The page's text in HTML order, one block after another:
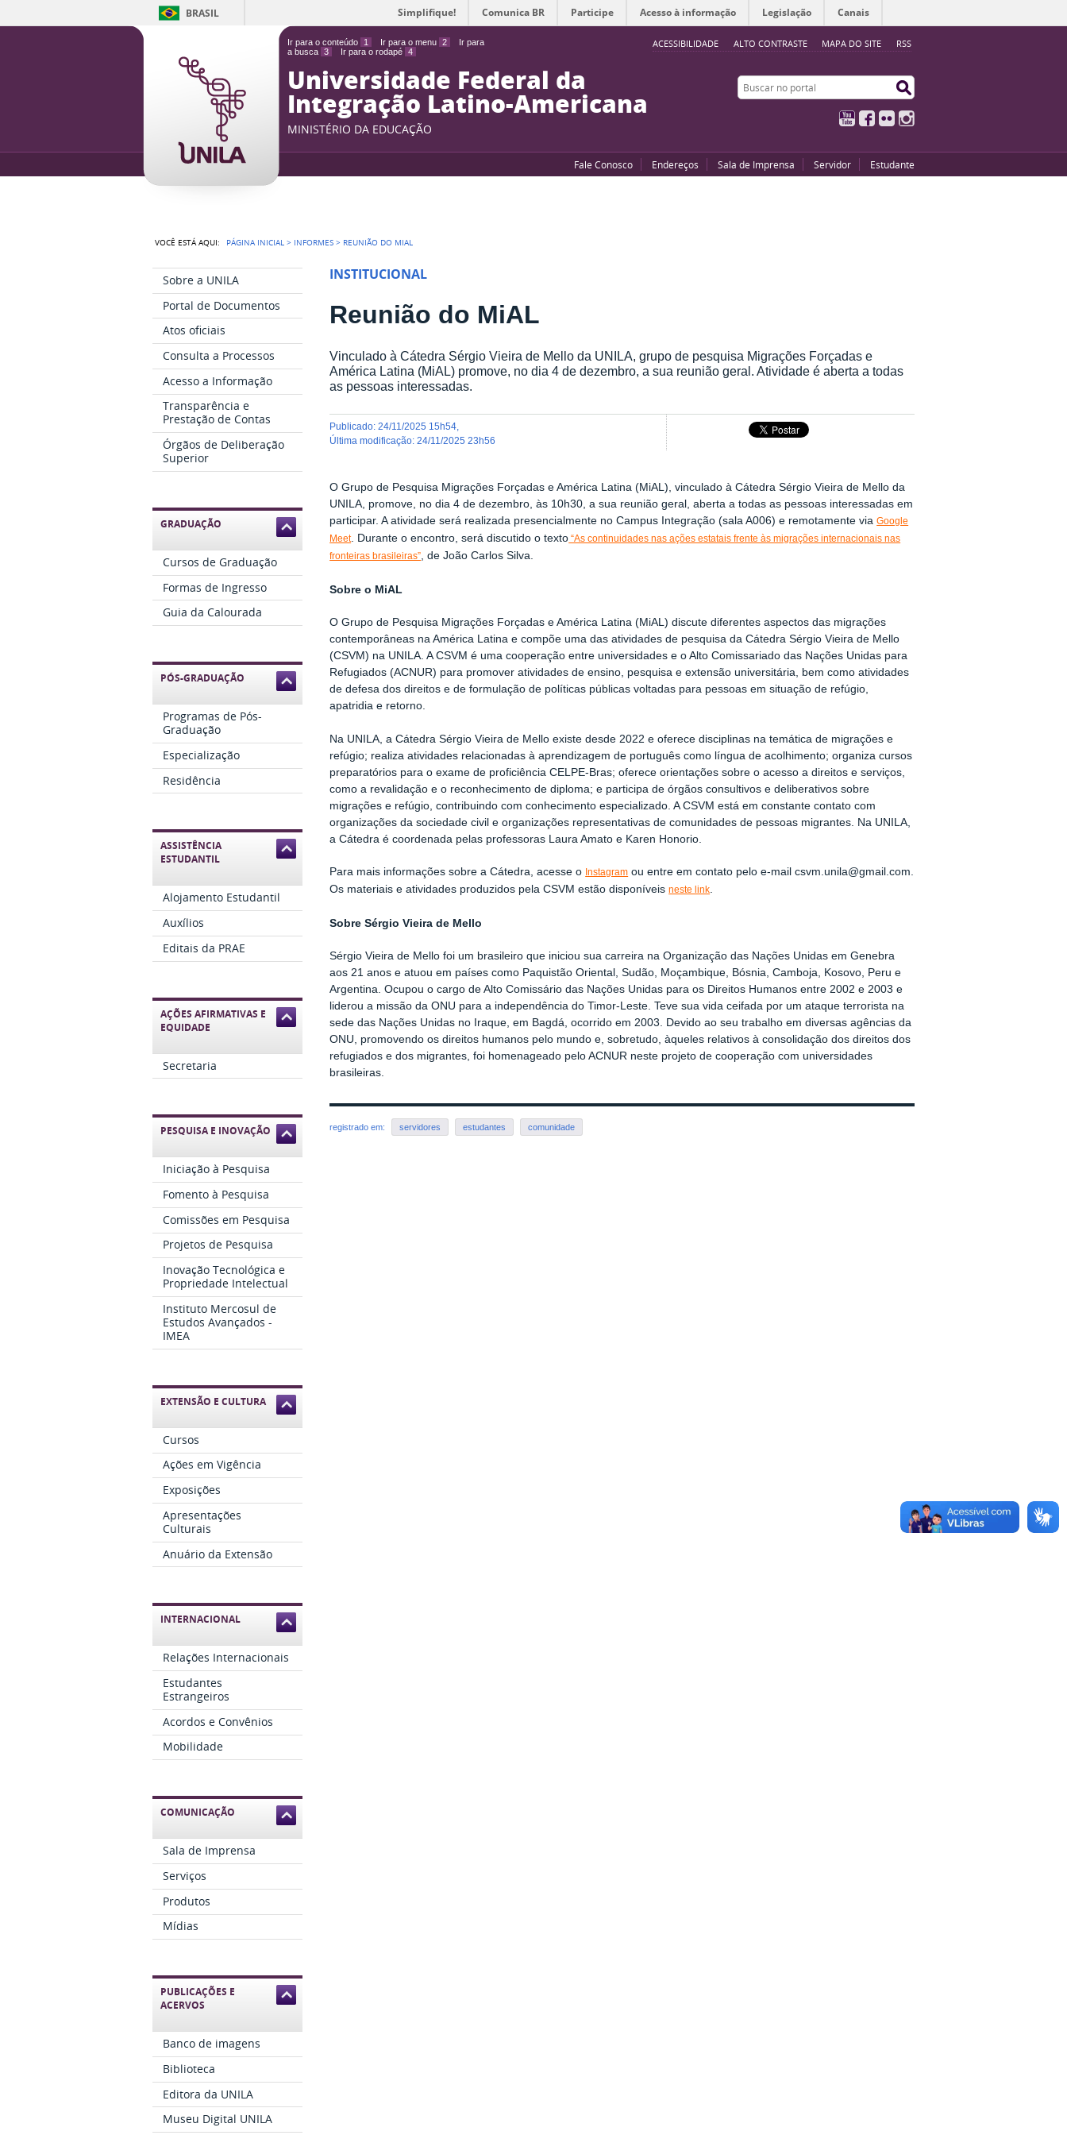
Ir para o conteúdo 1 Ir para o menu 2
Ir para
a busca 3 Ir para o rodapé 4
ACESSIBILIDADE ALTO CONTRASTE MAPA DO SITE RSS
BRASIL Simplifique! Comunica BR Participe Acesso à informação Legislação Canais
Universidade Federal da
Integração Latino-Americana
MINISTÉRIO DA EDUCAÇÃO
Buscar no portal
YouTubeFacebook
Flickr
Fale Conosco Endereços Sala de Imprensa Servidor Estudante
VOCÊ ESTÁ AQUI: PÁGINA INICIAL > INFORMES > REUNIÃO DO MIAL
Sobre a UNILA
Portal de Documentos
Atos oficiais
Consulta a Processos
Acesso a Informação
Transparência e
Prestação de Contas
Órgãos de Deliberação
Superior
GRADUAÇÃO
Cursos de Graduação
Formas de Ingresso
Guia da Calourada
PÓS-GRADUAÇÃO
Programas de Pós-
Graduação
Especialização
Residência
ASSISTÊNCIA
ESTUDANTIL
Alojamento Estudantil
Auxílios
Editais da PRAE
AÇÕES AFIRMATIVAS E
EQUIDADE
Secretaria
PESQUISA E INOVAÇÃO
Iniciação à Pesquisa
Fomento à Pesquisa
Comissões em Pesquisa
Projetos de Pesquisa
Inovação Tecnológica e
Propriedade Intelectual
Instituto Mercosul de
Estudos Avançados -
IMEA
EXTENSÃO E CULTURA
Cursos
Ações em Vigência
Exposições
Apresentações
Culturais
Anuário da Extensão
INTERNACIONAL
Relações Internacionais
Estudantes
Estrangeiros
Acordos e Convênios
Mobilidade
COMUNICAÇÃO
Sala de Imprensa
Serviços
Produtos
Mídias
PUBLICAÇÕES E
ACERVOS
Banco de imagens
Biblioteca
Editora da UNILA
Museu Digital UNILA
INSTITUCIONAL
Reunião do MiAL
Vinculado à Cátedra Sérgio Vieira de Mello da UNILA, grupo de pesquisa Migrações Forçadas e
América Latina (MiAL) promove, no dia 4 de dezembro, a sua reunião geral. Atividade é aberta a todas
as pessoas interessadas.
publicado:24/11/2025 15h54
última modificação:24/11/2025 23h56
O Grupo de Pesquisa Migrações Forçadas e América Latina (MiAL), vinculado à Cátedra Sérgio Vieira de Mello da
UNILA, promove, no dia 4 de dezembro, às 10h30, a sua reunião geral, aberta a todas as pessoas interessadas em
participar. A atividade será realizada presencialmente no Campus Integração (sala A006) e remotamente viaGoogle
Meet. Durante o encontro, será discutido o texto “As continuidades nas ações estatais frente às migrações internacionais nas
fronteiras brasileiras” , de João Carlos Silva.
Sobre o MiAL
O Grupo de Pesquisa Migrações Forçadas e América Latina (MiAL) discute diferentes aspectos das migrações
contemporâneas na América Latina e compõe uma das atividades de pesquisa da Cátedra Sérgio Vieira de Mello
(CSVM) na UNILA. A CSVM é uma cooperação entre universidades e o Alto Comissariado das Nações Unidas para
Refugiados (ACNUR) para promover atividades de ensino, pesquisa e extensão universitária, bem como atividades
de defesa dos direitos e de formulação de políticas públicas voltadas para pessoas em situação de refúgio,
apatridia e retorno.
Na UNILA, a Cátedra Sérgio Vieira de Mello existe desde 2022 e oferece disciplinas na temática de migrações e
refúgio; realiza atividades relacionadas à aprendizagem de português como língua de acolhimento; organiza cursos
preparatórios para o exame de proficiência CELPE-Bras; oferece orientações sobre o acesso a direitos e serviços,
como a revalidação e o reconhecimento de diploma; e participa de órgãos consultivos e deliberativos sobre
migrações e refúgio, contribuindo com conhecimento especializado. A CSVM está em constante contato com
organizações da sociedade civil e organizações representativas de comunidades de pessoas migrantes. Na UNILA,
a Cátedra é coordenada pelas professoras Laura Amato e Karen Honorio.
Para mais informações sobre a Cátedra, acesse o Instagram ou entre em contato pelo e-mail csvm.unila@gmail.com.
Os materiais e atividades produzidos pela CSVM estão disponíveisneste link.
Sobre Sérgio Vieira de Mello
Sérgio Vieira de Mello foi um brasileiro que iniciou sua carreira na Organização das Nações Unidas em Genebra
aos 21 anos e atuou em países como Paquistão Oriental, Sudão, Moçambique, Bósnia, Camboja, Kosovo, Peru e
Argentina. Ocupou o cargo de Alto Comissário das Nações Unidas para os Direitos Humanos entre 2002 e 2003 e
liderou a missão da ONU para a independência do Timor-Leste. Teve sua vida ceifada por um ataque terrorista na
sede das Nações Unidas no Iraque, em Bagdá, ocorrido em 2003. Devido ao seu trabalho em diversas agências da
ONU, promovendo os direitos humanos pelo mundo e, sobretudo, àqueles relativos à consolidação dos direitos dos
refugiados e dos migrantes, foi homenageado pelo ACNUR neste projeto de cooperação com universidades
brasileiras.
registrado em: servidores estudantes comunidade